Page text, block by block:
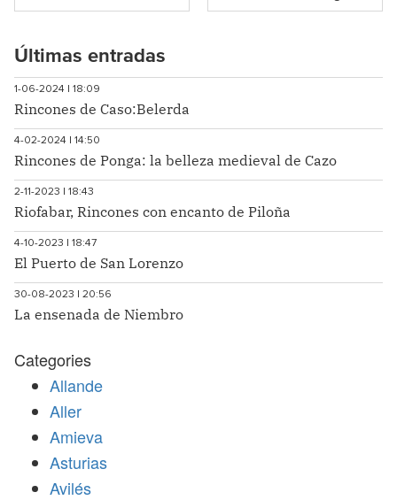
Últimas entradas
1-06-2024 | 18:09
Rincones de Caso:Belerda
4-02-2024 | 14:50
Rincones de Ponga: la belleza medieval de Cazo
2-11-2023 | 18:43
Riofabar, Rincones con encanto de Piloña
4-10-2023 | 18:47
El Puerto de San Lorenzo
30-08-2023 | 20:56
La ensenada de Niembro
Categories
Allande
Aller
Amieva
Asturias
Avilés